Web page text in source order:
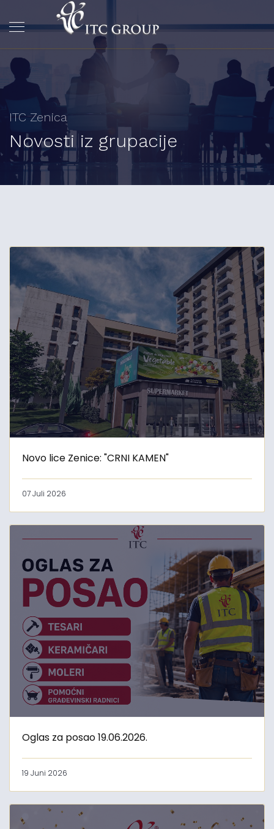
ITC Zenica
Novosti iz grupacije
Novo lice Zenice: "CRNI KAMEN"
07 Juli 2026
Oglas za posao 19.06.2026.
19 Juni 2026